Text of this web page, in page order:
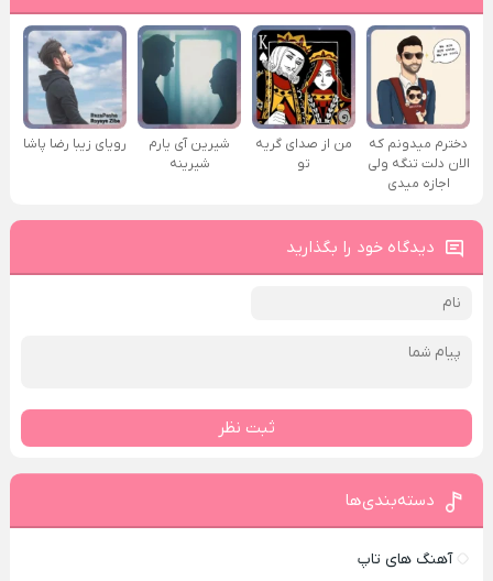
دخترم میدونم که
الان دلت تنگه ولی
اجازه میدی
من از صدای گريه
تو
شیرین آی یارم
شیرینه
رویای زیبا رضا پاشا
دیدگاه خود را بگذارید
ثبت نظر
دسته‌بندی‌ها
آهنگ های تاپ